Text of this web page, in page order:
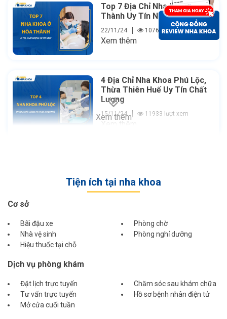
Top 7 Địa Chỉ Nha Khoa Ở Hòa
Thành Uy Tín Nhất Hiện Nay
22/11/24 10769 lượt xem
Xem thêm
4 Địa Chỉ Nha Khoa Phú Lộc,
Thừa Thiên Huế Uy Tín Chất
Lượng
15/11/24 11933 lượt xem
Xem thêm
Xem thêm
Tiện ích tại nha khoa
Cơ sở
Bãi đậu xe
Nhà vệ sinh
Hiệu thuốc tại chỗ
Phòng chờ
Phòng nghỉ dưỡng
Dịch vụ phòng khám
Đặt lịch trực tuyến
Tư vấn trực tuyến
Mở cửa cuối tuần
Chăm sóc sau khám chữa
Hồ sơ bệnh nhân điện tử